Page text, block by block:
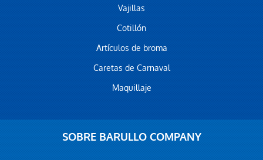
Vajillas
Cotillón
Artículos de broma
Caretas de Carnaval
Maquillaje
SOBRE BARULLO COMPANY